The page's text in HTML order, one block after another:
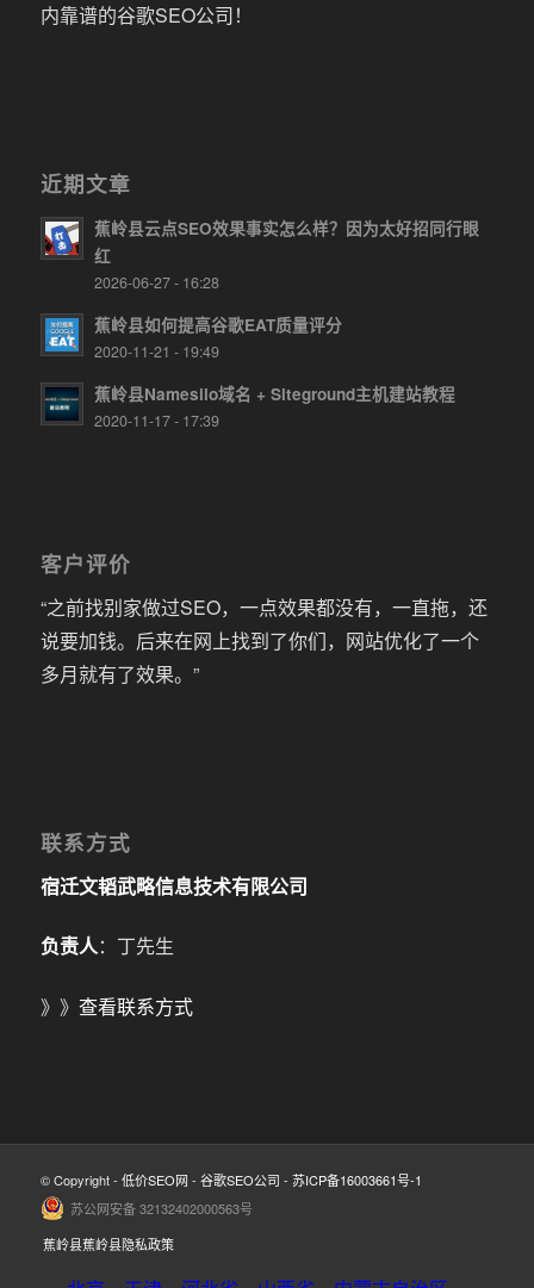
内靠谱的谷歌SEO公司！
近期文章
蕉岭县云点SEO效果事实怎么样？因为太好招同行眼
红
2026-06-27 - 16:28
蕉岭县如何提高谷歌EAT质量评分
2020-11-21 - 19:49
蕉岭县Namesilo域名 + Siteground主机建站教程
2020-11-17 - 17:39
客户评价
“之前找别家做过SEO，一点效果都没有，一直拖，还
说要加钱。后来在网上找到了你们，网站优化了一个
多月就有了效果。”
联系方式
宿迁文韬武略信息技术有限公司
负责人：丁先生
》》 查看联系方式
© Copyright - 低价SEO网 - 谷歌SEO公司 - 苏ICP备16003661号-1
苏公网安备 32132402000563号
蕉岭县蕉岭县隐私政策